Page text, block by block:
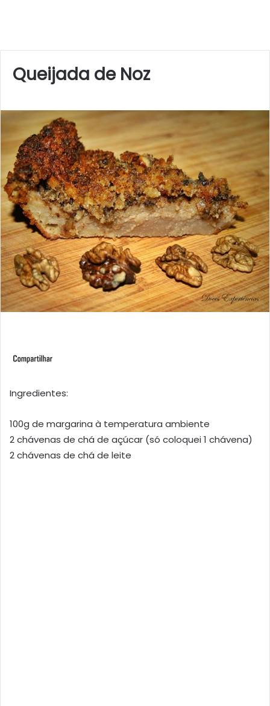
Queijada de Noz
Ingredientes:
100g de margarina à temperatura ambiente
2 chávenas de chá de açúcar (só coloquei 1 chávena)
2 chávenas de chá de leite